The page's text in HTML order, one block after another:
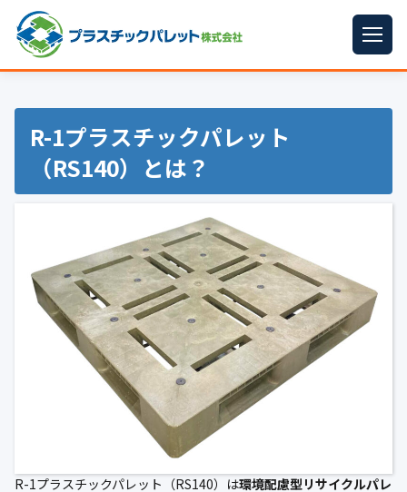
パレットサイズ
プラパレット
中古パレット
再生原料 ▼
梱包資材
イラン情勢まとめ
R-1プラスチックパレット
（RS140）とは？
R-1プラスチックパレット（RS140）は環境配慮型リサイクルパレ